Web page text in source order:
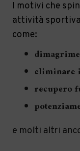
I motivi che
attività
come:
eliminare
recupero
e molti altri